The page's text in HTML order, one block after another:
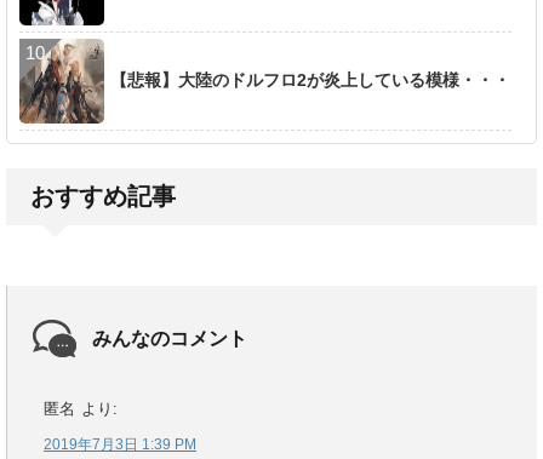
【悲報】大陸のドルフロ2が炎上している模様・・・
おすすめ記事
みんなのコメント
匿名 より:
2019年7月3日 1:39 PM